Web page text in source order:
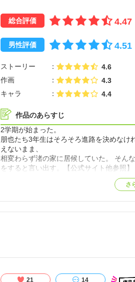
総合評価 4.47
男性評価 4.51
ストーリー 4.6
作画
4.3
キャラ
4.4
作品のあらすじ
2学期が始まった。
朋也たち3年生はそろそろ進路を決めな
えないまま、
相変わらず渚の家に居候していた。 そん
をすると言い出す。【公式サイト他参照】
さ
21 14